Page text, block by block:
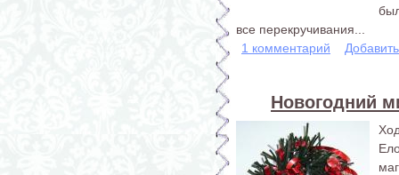
все перекручивания...
1 комментарий
Новогодний